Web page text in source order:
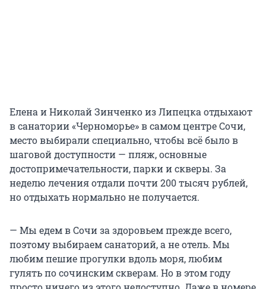
Елена и Николай Зинченко из Липецка отдыхают
в санатории «Черноморье» в самом центре Сочи,
место выбирали специально, чтобы всё было в
шаговой доступности — пляж, основные
достопримечательности, парки и скверы. За
неделю лечения отдали почти 200 тысяч рублей,
но отдыхать нормально не получается.
— Мы едем в Сочи за здоровьем прежде всего,
поэтому выбираем санаторий, а не отель. Мы
любим пешие прогулки вдоль моря, любим
гулять по сочинским скверам. Но в этом году